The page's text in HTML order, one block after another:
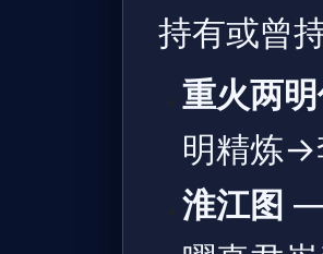
持有或曾
重火两
明精炼→
淮江图 —